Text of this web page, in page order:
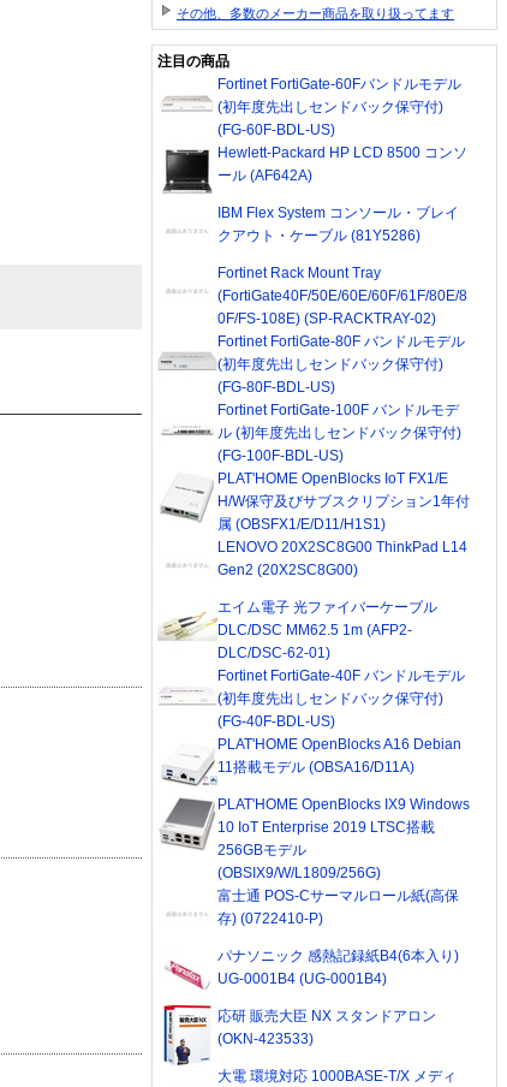
その他、多数のメーカー商品を取り扱ってます
注目の商品
Fortinet FortiGate-60Fバンドルモデル
(初年度先出しセンドバック保守付)
(FG-60F-BDL-US)
Hewlett-Packard HP LCD 8500 コンソ
ール (AF642A)
IBM Flex System コンソール・ブレイ
クアウト・ケーブル (81Y5286)
Fortinet Rack Mount Tray
(FortiGate40F/50E/60E/60F/61F/80E/8
0F/FS-108E) (SP-RACKTRAY-02)
Fortinet FortiGate-80F バンドルモデル
(初年度先出しセンドバック保守付)
(FG-80F-BDL-US)
Fortinet FortiGate-100F バンドルモデ
ル (初年度先出しセンドバック保守付)
(FG-100F-BDL-US)
PLAT'HOME OpenBlocks IoT FX1/E
H/W保守及びサブスクリプション1年付
属 (OBSFX1/E/D11/H1S1)
LENOVO 20X2SC8G00 ThinkPad L14
Gen2 (20X2SC8G00)
エイム電子 光ファイバーケーブル
DLC/DSC MM62.5 1m (AFP2-
DLC/DSC-62-01)
Fortinet FortiGate-40F バンドルモデル
(初年度先出しセンドバック保守付)
(FG-40F-BDL-US)
PLAT'HOME OpenBlocks A16 Debian
11搭載モデル (OBSA16/D11A)
PLAT'HOME OpenBlocks IX9 Windows
10 IoT Enterprise 2019 LTSC搭載
256GBモデル
(OBSIX9/W/L1809/256G)
富士通 POS-Cサーマルロール紙(高保
存) (0722410-P)
パナソニック 感熱記録紙B4(6本入り)
UG-0001B4 (UG-0001B4)
応研 販売大臣 NX スタンドアロン
(OKN-423533)
大電 環境対応 1000BASE-T/X メディ